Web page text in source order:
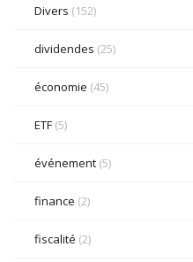
Divers (152)
dividendes (25)
économie (45)
ETF (5)
événement (5)
finance (2)
fiscalité (2)